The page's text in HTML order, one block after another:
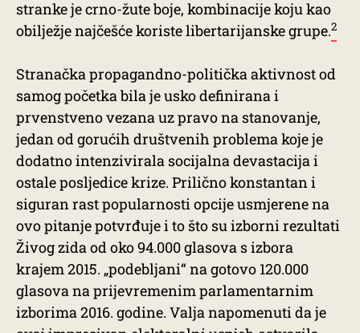
stranke je crno-žute boje, kombinacije koju kao
obilježje najčešće koriste libertarijanske grupe.2
Stranačka propagandno-politička aktivnost od
samog početka bila je usko definirana i
prvenstveno vezana uz pravo na stanovanje,
jedan od gorućih društvenih problema koje je
dodatno intenzivirala socijalna devastacija i
ostale posljedice krize. Prilično konstantan i
siguran rast popularnosti opcije usmjerene na
ovo pitanje potvrđuje i to što su izborni rezultati
Živog zida od oko 94.000 glasova s izbora
krajem 2015. „podebljani“ na gotovo 120.000
glasova na prijevremenim parlamentarnim
izborima 2016. godine. Valja napomenuti da je